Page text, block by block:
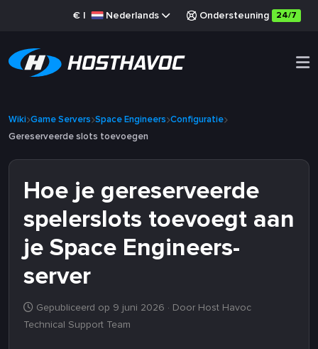
€ | Nederlands Ondersteuning 24/7
Wiki Game Servers Space Engineers Configuratie
Gereserveerde slots toevoegen
Hoe je gereserveerde
spelerslots toevoegt aan
je Space Engineers-
server
Gepubliceerd op 9 juni 2026 · Door Host Havoc
Technical Support Team